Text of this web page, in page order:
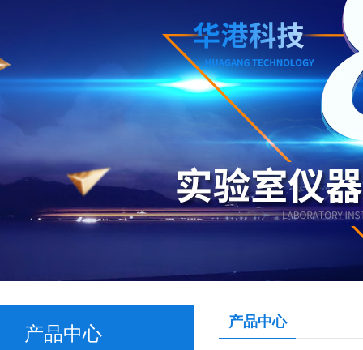
产品中心
产品中心